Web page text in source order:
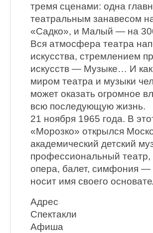
тремя сценами: одна
театральным занавесом
«Садко», и Малый — на
Вся атмосфера театра
искусства, стремлением
искусств — Музыке… И как
миром театра и музыки
может оказать огромное
всю последующую жизнь.
21 ноября 1965 года. В
«Морозко» открылся
академический детский
профессиональный театр,
опера, балет, симфония
носит имя своего
Адрес
Спектакли
Афиша